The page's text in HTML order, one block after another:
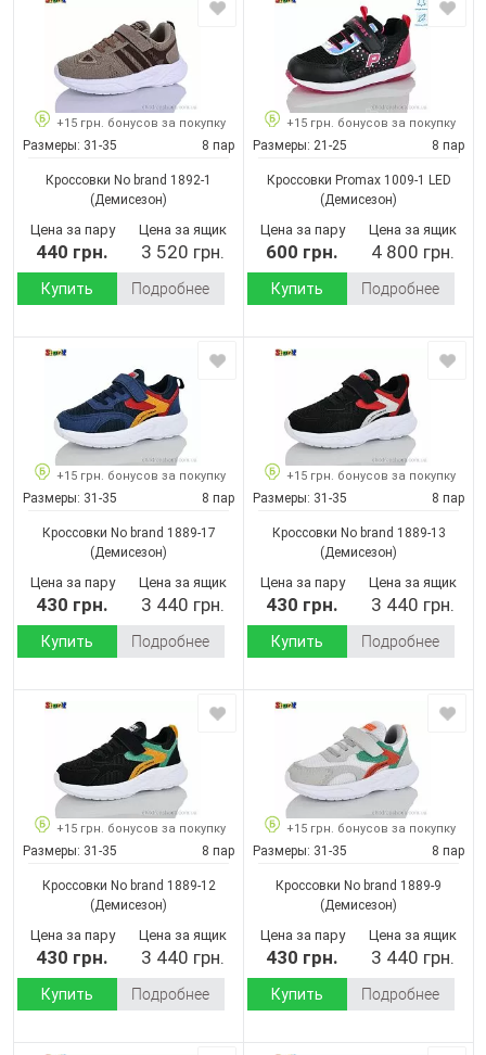
+15 грн. бонусов за покупку
Размеры: 31-35 8 пар
Кроссовки No brand 1892-1
(Демисезон)
Цена за пару
440 грн.
Цена за ящик
3 520 грн.
Купить Подробнее
+15 грн. бонусов за покупку
Размеры: 21-25 8 пар
Кроссовки Promax 1009-1 LED
(Демисезон)
Цена за пару
600 грн.
Цена за ящик
4 800 грн.
Купить Подробнее
+15 грн. бонусов за покупку
Размеры: 31-35 8 пар
Кроссовки No brand 1889-17
(Демисезон)
Цена за пару
430 грн.
Цена за ящик
3 440 грн.
Купить Подробнее
+15 грн. бонусов за покупку
Размеры: 31-35 8 пар
Кроссовки No brand 1889-13
(Демисезон)
Цена за пару
430 грн.
Цена за ящик
3 440 грн.
Купить Подробнее
+15 грн. бонусов за покупку
Размеры: 31-35 8 пар
Кроссовки No brand 1889-12
(Демисезон)
Цена за пару
430 грн.
Цена за ящик
3 440 грн.
Купить Подробнее
+15 грн. бонусов за покупку
Размеры: 31-35 8 пар
Кроссовки No brand 1889-9
(Демисезон)
Цена за пару
430 грн.
Цена за ящик
3 440 грн.
Купить Подробнее